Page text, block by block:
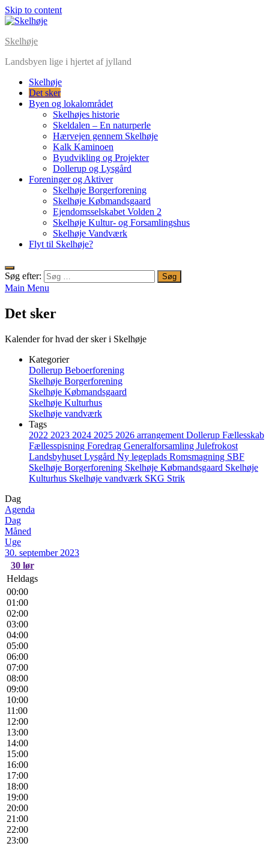
Skip to content
Skelhøje
Landsbyen lige i hjertet af jylland
Skelhøje
Det sker
Byen og lokalområdet
Skelhøjes historie
Skeldalen – En naturperle
Hærvejen gennem Skelhøje
Kalk Kaminoen
Byudvikling og Projekter
Dollerup og Lysgård
Foreninger og Aktiver
Skelhøje Borgerforening
Skelhøje Købmandsgaard
Ejendomsselskabet Volden 2
Skelhøje Kultur- og Forsamlingshus
Skelhøje Vandværk
Flyt til Skelhøje?
Søg efter:
Main Menu
Det sker
Kalender for hvad der sker i Skelhøje
Kategorier
Dollerup Beboerforening
Skelhøje Borgerforening
Skelhøje Købmandsgaard
Skelhøje Kulturhus
Skelhøje vandværk
Tags
2022 2023 2024 2025 2026 arrangement Dollerup Fællesskab
Fællesspisning Foredrag Generalforsamling Julefrokost
Landsbyhuset Lysgård Ny legeplads Romsmagning SBF
Skelhøje Borgerforening Skelhøje Købmandsgaard Skelhøje
Kulturhus Skelhøje vandværk SKG Strik
Dag
Agenda
Dag
Måned
Uge
30. september 2023
30 lør
Heldags
00:00
01:00
02:00
03:00
04:00
05:00
06:00
07:00
08:00
09:00
10:00
11:00
12:00
13:00
14:00
15:00
16:00
17:00
18:00
19:00
20:00
21:00
22:00
23:00